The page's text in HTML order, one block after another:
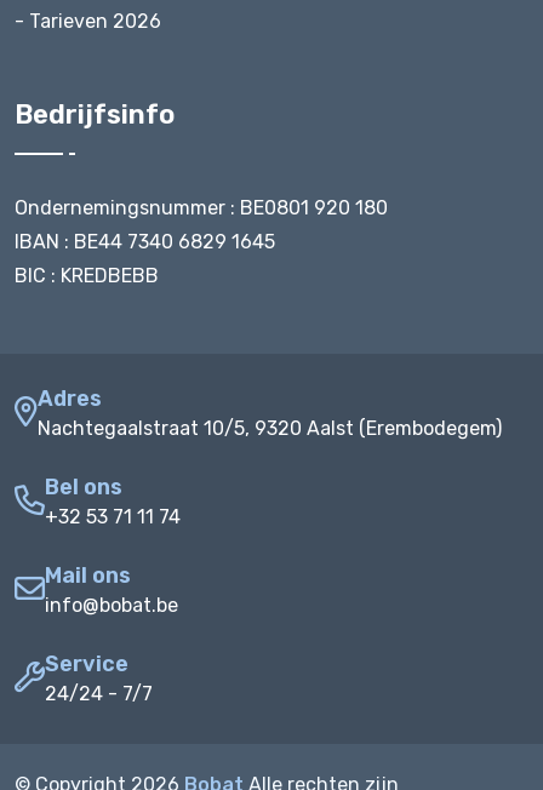
- Tarieven 2026
Bedrijfsinfo
Ondernemingsnummer : BE0801 920 180
IBAN : BE44 7340 6829 1645
BIC : KREDBEBB
Adres
Nachtegaalstraat 10/5, 9320 Aalst (Erembodegem)
Bel ons
+32 53 71 11 74
Mail ons
info@bobat.be
Service
24/24 - 7/7
© Copyright 2026 Bobat Alle rechten zijn